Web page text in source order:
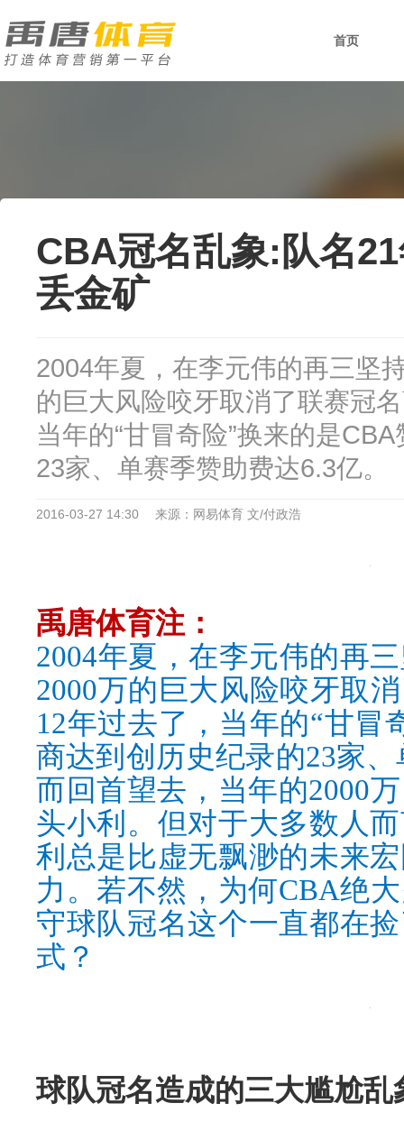
首页
CBA冠名乱象:队名
丢金矿
2004年夏，在李元伟的再三坚
的巨大风险咬牙取消了联赛冠
当年的“甘冒奇险”换来的是
23家、单赛季赞助费达6.3亿。
2016-03-27 14:30 来源：网易体育 文/付政浩
禹唐体育注：
2004年夏，在李元伟的再
2000万的巨大风险咬牙取
12年过去了，当年的“甘冒
商达到创历史纪录的23家
而回首望去，当年的2000
头小利。但对于大多数人
利总是比虚无飘渺的未来
力。若不然，为何CBA绝
守球队冠名这个一直都在
式？
球队冠名造成的三大尴尬乱